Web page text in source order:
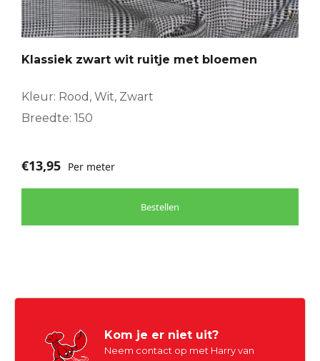
Klassiek zwart wit ruitje met bloemen
Kleur: Rood, Wit, Zwart
Breedte: 150
€13,95 Per meter
Bestellen
Kom je er niet uit?
Neem contact op met Harry van